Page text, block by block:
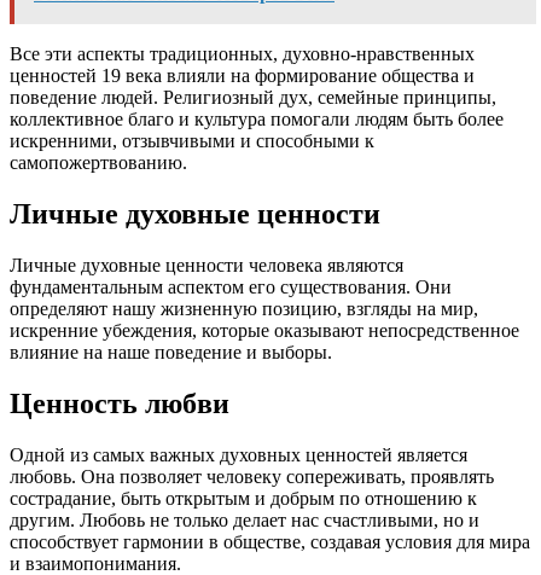
Все эти аспекты традиционных, духовно-нравственных
ценностей 19 века влияли на формирование общества и
поведение людей. Религиозный дух, семейные принципы,
коллективное благо и культура помогали людям быть более
искренними, отзывчивыми и способными к
самопожертвованию.
Личные духовные ценности
Личные духовные ценности человека являются
фундаментальным аспектом его существования. Они
определяют нашу жизненную позицию, взгляды на мир,
искренние убеждения, которые оказывают непосредственное
влияние на наше поведение и выборы.
Ценность любви
Одной из самых важных духовных ценностей является
любовь. Она позволяет человеку сопереживать, проявлять
сострадание, быть открытым и добрым по отношению к
другим. Любовь не только делает нас счастливыми, но и
способствует гармонии в обществе, создавая условия для мира
и взаимопонимания.